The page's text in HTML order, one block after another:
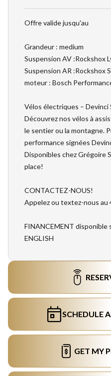
Offre valide jusqu'au
Grandeur : medium
Suspension AV :Rockshox
Suspension AR :Rockshox
moteur : Bosch
Vélos électriques – Devinci
Découvrez nos vélos à
le sentier ou la montagne.
performance signées
Disponibles chez Grégoire
place!
CONTACTEZ-NOUS!
Appelez ou textez-nous au
FINANCEMENT disponible
ENGLISH
SCHEDULE
GET MY